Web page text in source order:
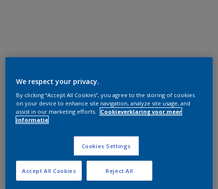
We respect your privacy.
By clicking “Accept All Cookies”, you agree to the storing of cookies
on your device to enhance site navigation, analyze site usage, and
assist in our marketing efforts.
Cookieverklaring voor meer
informatie
Cookies Settings
Reject All
Accept All Cookies